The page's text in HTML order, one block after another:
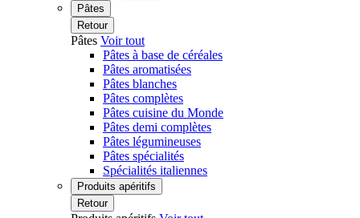
Pâtes
Retour
Pâtes Voir tout
Pâtes à base de céréales
Pâtes aromatisées
Pâtes blanches
Pâtes complètes
Pâtes cuisine du Monde
Pâtes demi complètes
Pâtes légumineuses
Pâtes spécialités
Spécialités italiennes
Produits apéritifs
Retour